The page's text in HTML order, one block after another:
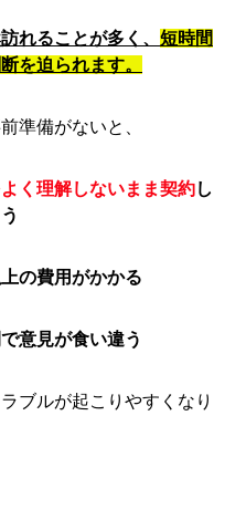
れることが多く、 短時間
を迫られます。
準備がないと、
く理解しないまま契約し
の費用がかかる
意見が食い違う
ブルが起こりやすくなり